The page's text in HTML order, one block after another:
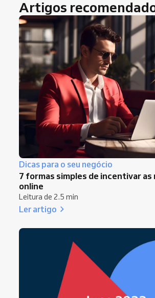
Artigos
Dicas para o seu negócio
7 formas simples de incentivar as
online
Leitura de 2.5 min
Ler artigo